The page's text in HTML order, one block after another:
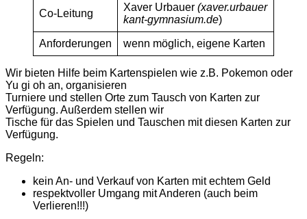
Co-Leitung
Xaver Urbauer (xaver.urbauer@
kant-gymnasium.de)
Anforderungen wenn möglich, eigene Karten
Wir bieten Hilfe beim Kartenspielen wie z.B. Pokemon oder
Yu gi oh an, organisieren
Turniere und stellen Orte zum Tausch von Karten zur
Verfügung. Außerdem stellen wir
Tische für das Spielen und Tauschen mit diesen Karten zur
Verfügung.
Regeln:
kein An- und Verkauf von Karten mit echtem Geld
respektvoller Umgang mit Anderen (auch beim
Verlieren!!!)